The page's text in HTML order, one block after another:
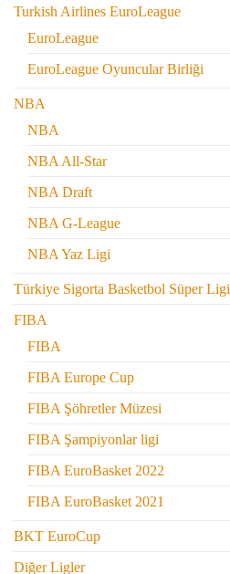
Turkish Airlines EuroLeague
EuroLeague
EuroLeague Oyuncular Birliği
NBA
NBA
NBA All-Star
NBA Draft
NBA G-League
NBA Yaz Ligi
Türkiye Sigorta Basketbol Süper Ligi
FIBA
FIBA
FIBA Europe Cup
FIBA Şöhretler Müzesi
FIBA Şampiyonlar ligi
FIBA EuroBasket 2022
FIBA EuroBasket 2021
BKT EuroCup
Diğer Ligler